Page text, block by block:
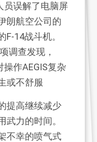
员误解了电脑屏
朗航空公司的
14战斗机。
调查发现，
作AEGIS复杂
或不舒服
提高继续减少
武力的时间。
不幸的喷气式